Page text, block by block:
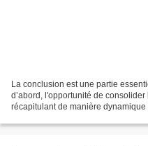
La conclusion est une partie
d’abord, l'opportunité de
récapitulant de manière dynamique